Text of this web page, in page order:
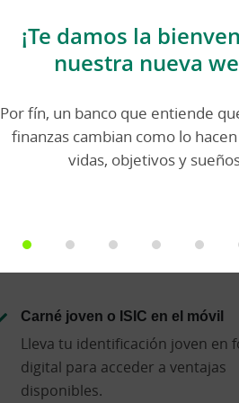
Viajar así sí renta
Descuentos en viajes, ocio y
Accede a promociones y
Carné joven o ISIC en el móvil
Lleva tu identificación joven en
digital para acceder a ventajas
disponibles.
¡Te damos la
nuestra nueva
Por fín, un banco que entiende
finanzas cambian como lo
vidas, objetivos y